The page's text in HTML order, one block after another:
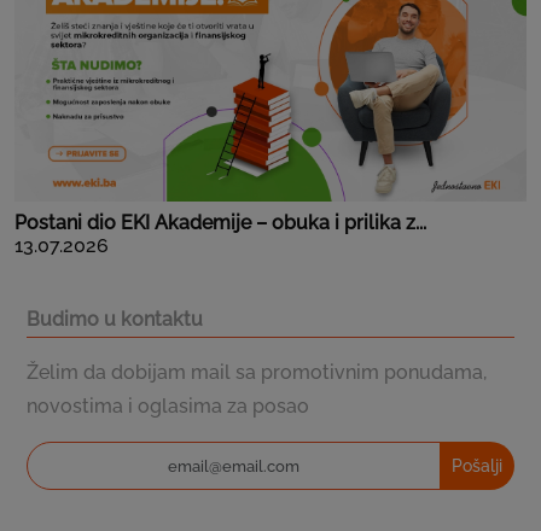
Postani dio EKI Akademije – obuka i prilika z...
13.07.2026
Budimo u kontaktu
Želim da dobijam mail sa promotivnim ponudama,
novostima i oglasima za posao
Pošalji